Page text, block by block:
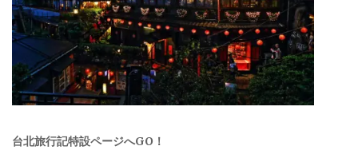
台北旅行記特設ページへGO！